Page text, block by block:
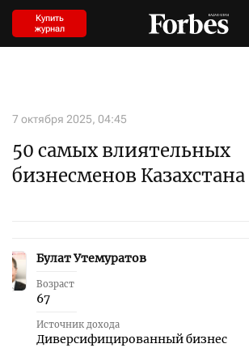
Купить
журнал
7 октября 2025, 04:45
50 самых влиятельных
бизнесменов
1 Булат Утемуратов
Возраст
67
Источник дохода
Диверсифицированный бизнес